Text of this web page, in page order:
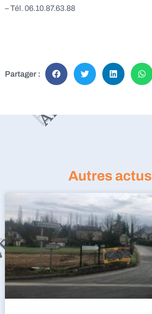
– Tél. 06.10.87.63.88
Partager :
Autres actus